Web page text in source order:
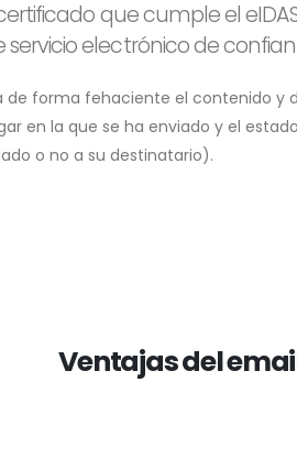
que cumple el
electrónico de
forma fehaciente el contenido y
en la que se ha enviado y el
o no a su destinatario).
Ventajas del